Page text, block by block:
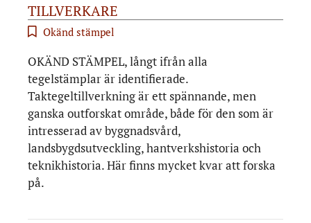
TILLVERKARE
Okänd stämpel
OKÄND STÄMPEL, långt ifrån alla
tegelstämplar är identifierade.
Taktegeltillverkning är ett spännande, men
ganska outforskat område, både för den som är
intresserad av byggnadsvård,
landsbygdsutveckling, hantverkshistoria och
teknikhistoria. Här finns mycket kvar att forska
på.